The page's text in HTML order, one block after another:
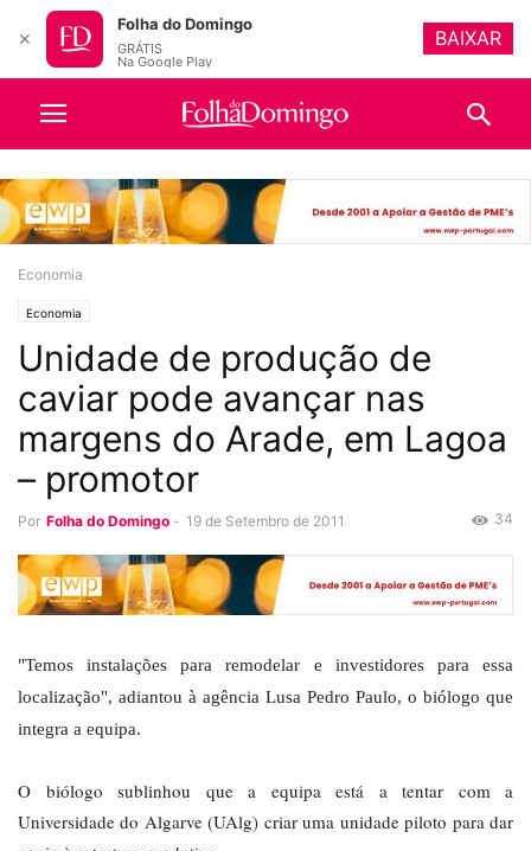
Economia
Economia
Unidade de produção de
caviar pode avançar nas
margens do Arade, em Lagoa
– promotor
Por Folha do Domingo - 19 de Setembro de 2011 34
"Temos instalações para remodelar e investidores para essa
localização", adiantou à agência Lusa Pedro Paulo, o biólogo que
integra a equipa.
O biólogo sublinhou que a equipa está a tentar com a
Universidade do Algarve (UAlg) criar uma unidade piloto para dar
✕
Folha do Domingo
GRÁTIS
Na Google Play
BAIXAR